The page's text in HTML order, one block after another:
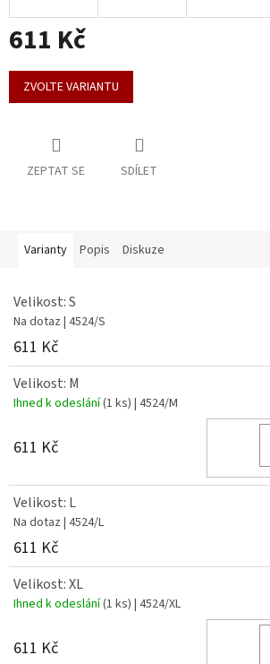
611 Kč
Měrná
cena:
ZVOLTE VARIANTU
ZEPTAT SE SDÍLET
Varianty Popis Diskuze
Velikost: S
Na dotaz | 4524/S
611 Kč
Velikost: M
Ihned k odeslání(1 ks) | 4524/M
611 Kč
Velikost: L
Na dotaz | 4524/L
611 Kč
Velikost: XL
Ihned k odeslání(1 ks) | 4524/XL
611 Kč